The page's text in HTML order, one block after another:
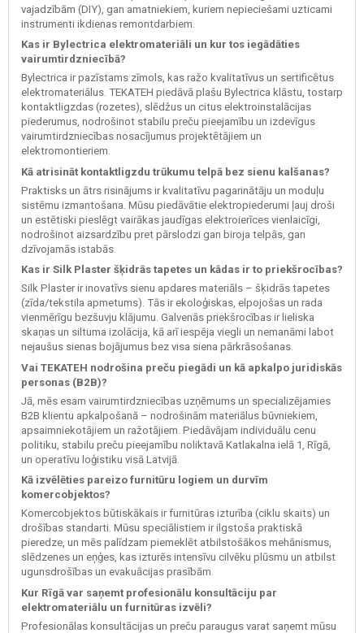
vajadzībām (DIY), gan amatniekiem, kuriem nepieciešami uzticami
instrumenti ikdienas remontdarbiem.
Kas ir Bylectrica elektromateriāli un kur tos iegādāties
vairumtirdzniecībā?
Bylectrica ir pazīstams zīmols, kas ražo kvalitatīvus un sertificētus
elektromateriālus. TEKATEH piedāvā plašu Bylectrica klāstu, tostarp
kontaktligzdas (rozetes), slēdžus un citus elektroinstalācijas
piederumus, nodrošinot stabilu preču pieejamību un izdevīgus
vairumtirdzniecības nosacījumus projektētājiem un
elektromontieriem.
Kā atrisināt kontaktligzdu trūkumu telpā bez sienu kalšanas?
Praktisks un ātrs risinājums ir kvalitatīvu pagarinātāju un moduļu
sistēmu izmantošana. Mūsu piedāvātie elektropiederumi ļauj droši
un estētiski pieslēgt vairākas jaudīgas elektroierīces vienlaicīgi,
nodrošinot aizsardzību pret pārslodzi gan biroja telpās, gan
dzīvojamās istabās.
Kas ir Silk Plaster šķidrās tapetes un kādas ir to priekšrocības?
Silk Plaster ir inovatīvs sienu apdares materiāls – šķidrās tapetes
(zīda/tekstila apmetums). Tās ir ekoloģiskas, elpojošas un rada
vienmērīgu bezšuvju klājumu. Galvenās priekšrocības ir lieliska
skaņas un siltuma izolācija, kā arī iespēja viegli un nemanāmi labot
nejaušus sienas bojājumus bez visa siena pārkrāsošanas.
Vai TEKATEH nodrošina preču piegādi un kā apkalpo juridiskās
personas (B2B)?
Jā, mēs esam vairumtirdzniecības uzņēmums un specializējamies
B2B klientu apkalpošanā – nodrošinām materiālus būvniekiem,
apsaimniekotājiem un ražotājiem. Piedāvājam individuālu cenu
politiku, stabilu preču pieejamību noliktavā Katlakalna ielā 1, Rīgā,
un operatīvu loģistiku visā Latvijā.
Kā izvēlēties pareizo furnitūru logiem un durvīm
komercobjektos?
Komercobjektos būtiskākais ir furnitūras izturība (ciklu skaits) un
drošības standarti. Mūsu speciālistiem ir ilgstoša praktiskā
pieredze, un mēs palīdzam piemeklēt atbilstošākos mehānismus,
slēdzenes un eņģes, kas izturēs intensīvu cilvēku plūsmu un atbilst
ugunsdrošības un evakuācijas prasībām.
Kur Rīgā var saņemt profesionālu konsultāciju par
elektromateriālu un furnitūras izvēli?
Profesionālas konsultācijas un preču paraugus varat saņemt mūsu